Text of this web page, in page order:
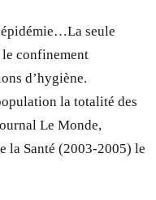
seule
le confinement
d’hygiène.
la totalité des
Le Monde,
la Santé (2003-2005) le